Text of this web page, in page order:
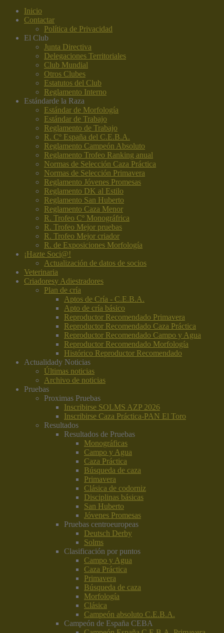
Inicio
Contactar
Política de Privacidad
El Club
Junta Directiva
Delegaciones Territoriales
Club Mundial
Otros Clubes
Estatutos del Club
Reglamento Interno
Estándarde la Raza
Estándar de Morfología
Estándar de Trabajo
Reglamento de Trabajo
R. Cº España del C.E.B.A.
Reglamento Campeón Absoluto
Reglamento Trofeo Ranking anual
Normas de Selección Caza Práctica
Normas de Selección Primavera
Reglamento Jóvenes Promesas
Reglamento DK al Estilo
Reglamento San Huberto
Reglamento Caza Menor
R. Trofeo Cº Monográfrica
R. Trofeo Mejor pruebas
R. Trofeo Mejor criador
R. de Exposiciones Morfología
¡Hazte Soci@!
Actualización de datos de socios
Veterinaria
Criadoresy Adiestradores
Plan de cría
Aptos de Cría - C.E.B.A.
Apto de cría básico
Reproductor Recomendado Primavera
Reproductor Recomendado Caza Práctica
Reproductor Recomendado Campo y Agua
Reproductor Recomendado Morfología
Histórico Reproductor Recomendado
Actualidady Noticias
Últimas noticias
Archivo de noticias
Pruebas
Proximas Pruebas
Inscribirse SOLMS AZP 2026
Inscribirse Caza Práctica-PAN El Toro
Resultados
Resultados de Pruebas
Monográficas
Campo y Agua
Caza Práctica
Búsqueda de caza
Primavera
Clásica de codorniz
Disciplinas básicas
San Huberto
Jóvenes Promesas
Pruebas centroeuropeas
Deutsch Derby
Solms
Clasificación por puntos
Campo y Agua
Caza Práctica
Primavera
Búsqueda de caza
Morfología
Clásica
Campeón absoluto C.E.B.A.
Campeón de España CEBA